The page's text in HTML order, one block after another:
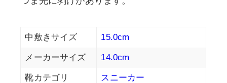
中敷きサイズ 15.0cm
メーカーサイズ 14.0cm
靴カテゴリ スニーカー